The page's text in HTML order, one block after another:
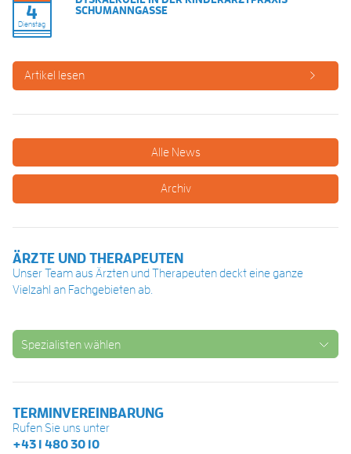
4
Dienstag
SCHUMANNGASSE
Artikel lesen
Alle News
Archiv
ÄRZTE UND THERAPEUTEN
Unser Team aus Ärzten und Therapeuten deckt eine ganze
Vielzahl an Fachgebieten ab.
Spezialisten wählen
TERMINVEREINBARUNG
Rufen Sie uns unter
+43 1 480 30 10